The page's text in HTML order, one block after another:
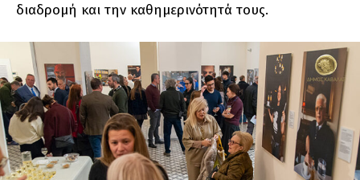
διαδρομή και την καθημερινότητά τους.